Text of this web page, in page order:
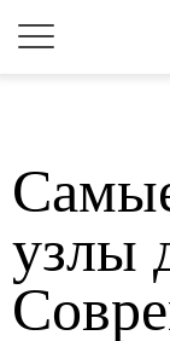
узлы